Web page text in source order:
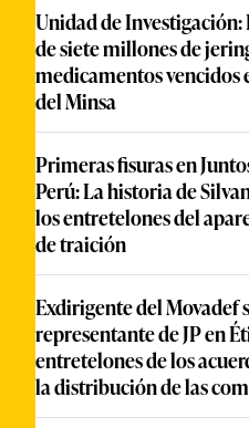
Unidad de Investigación:
de siete millones de
medicamentos vencidos
del Minsa
Primeras fisuras en
Perú: La historia de
los entretelones del
de traición
Exdirigente del Movadef
representante de JP en
entretelones de los
la distribución de las